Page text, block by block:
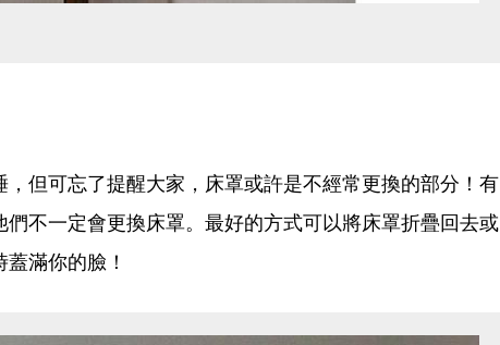
但可忘了提醒大家，床罩或許是不經常更換的部分！有
不一定會更換床罩。最好的方式可以將床罩折疊回去或
滿你的臉！